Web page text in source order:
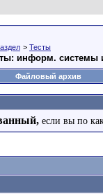
> Тесты
информ. системы
Файловый архив
если вы по